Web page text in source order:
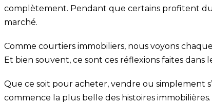
complètement. Pendant que certains profitent
marché.
Comme courtiers immobiliers, nous voyons
Et bien souvent, ce sont ces réflexions faites
Que ce soit pour acheter, vendre ou simplement
commence la plus belle des histoires immobilières.